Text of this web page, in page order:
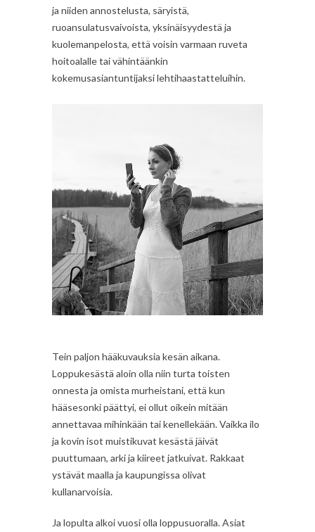
ja niiden annostelusta, säryistä,
ruoansulatusvaivoista, yksinäisyydestä ja
kuolemanpelosta, että voisin varmaan ruveta
hoitoalalle tai vähintäänkin
kokemusasiantuntijaksi lehtihaastatteluihin.
Tein paljon hääkuvauksia kesän aikana.
Loppukesästä aloin olla niin turta toisten
onnesta ja omista murheistani, että kun
hääsesonki päättyi, ei ollut oikein mitään
annettavaa mihinkään tai kenellekään. Vaikka ilo
ja kovin isot muistikuvat kesästä jäivät
puuttumaan, arki ja kiireet jatkuivat. Rakkaat
ystävät maalla ja kaupungissa olivat
kullanarvoisia.
Ja lopulta alkoi vuosi olla loppusuoralla. Asiat